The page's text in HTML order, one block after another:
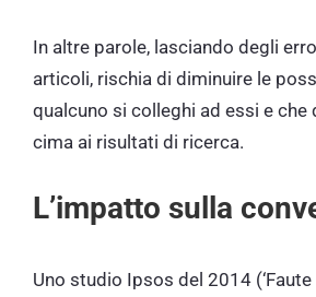
In altre parole, lasciando degli
articoli, rischia di diminuire le
qualcuno si colleghi ad essi e che
cima ai risultati di ricerca.
L’impatto sulla
Uno studio Ipsos del 2014